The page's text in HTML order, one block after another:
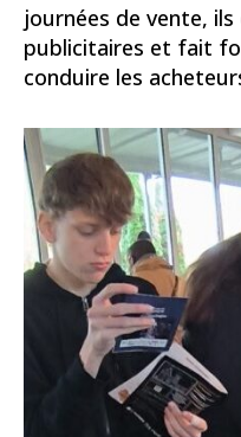
journées de vente,
publicitaires et fait
conduire les